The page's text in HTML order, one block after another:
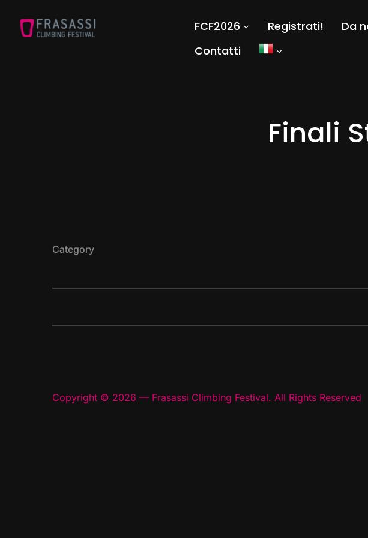
FCF2026 Registrati! Da
Contatti
Finali
Category
Copyright © 2026 — Frasassi Climbing Festival. All Rights Reserved